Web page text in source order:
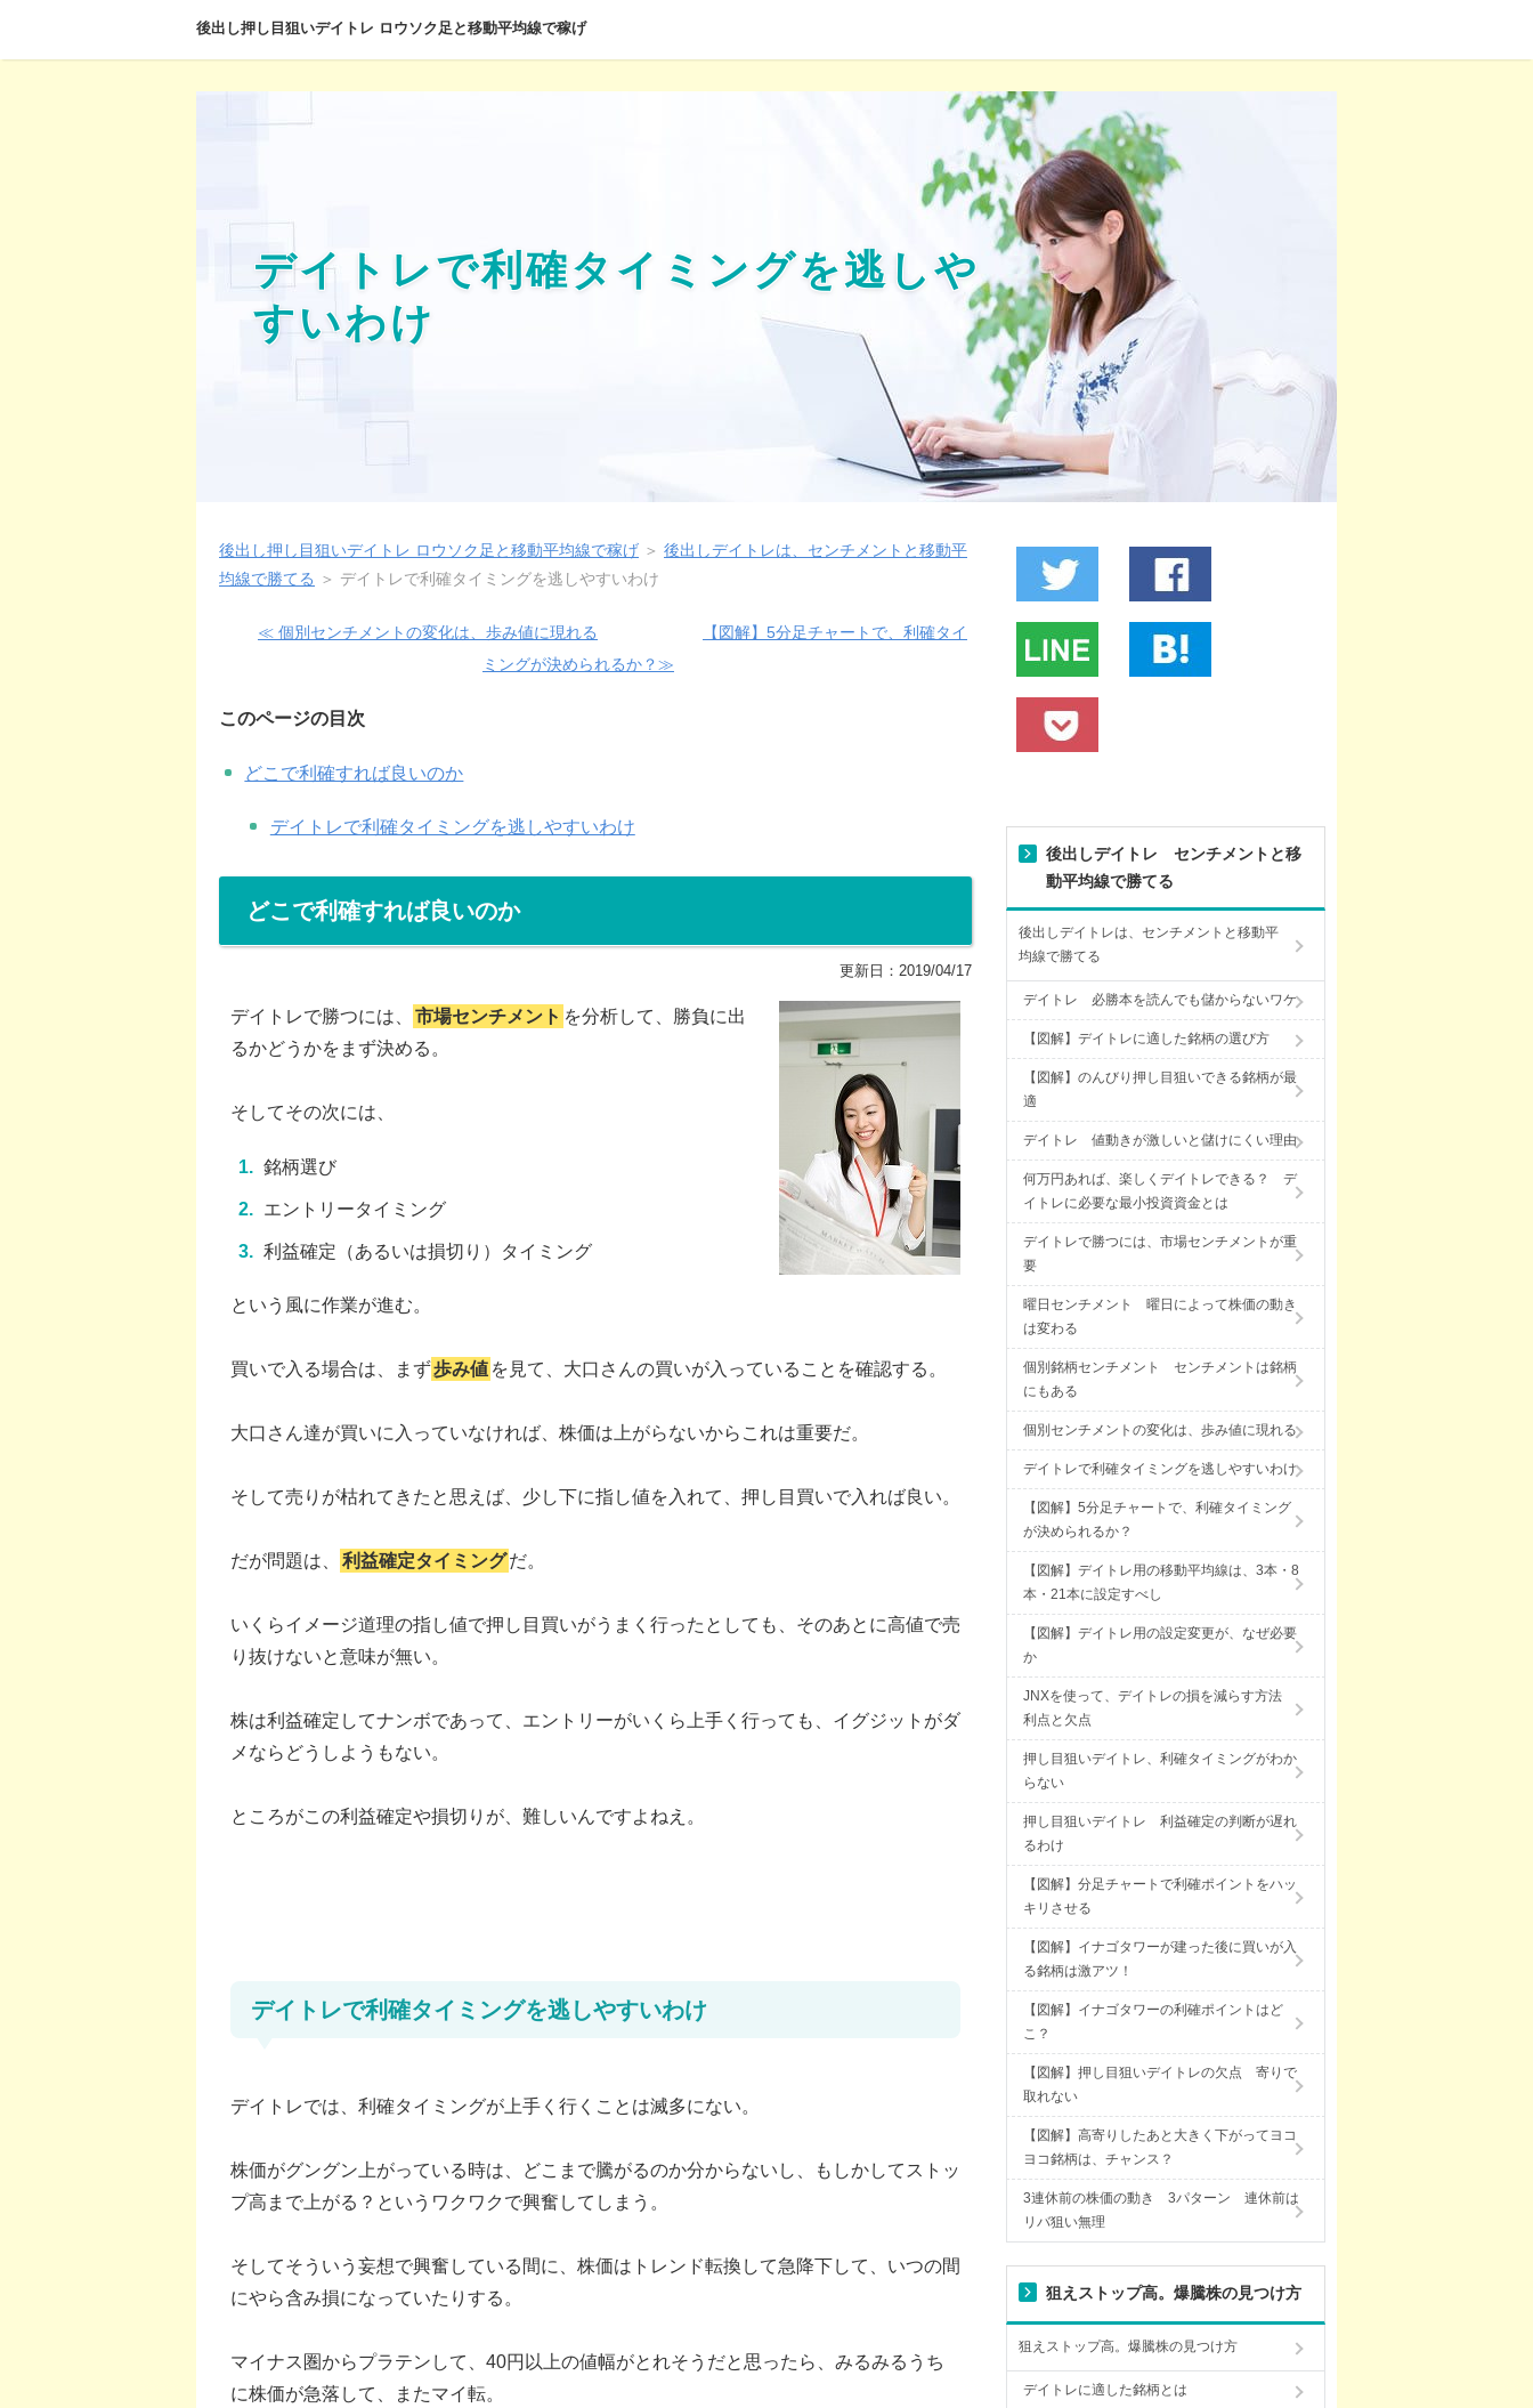
後出し押し目狙いデイトレ ロウソク足と移動平均線で稼げ
デイトレで利確タイミングを逃しや
すいわけ
後出し押し目狙いデイトレ ロウソク足と移動平均線で稼げ ＞ 後出しデイトレは、センチメントと移動平
均線で勝てる ＞ デイトレで利確タイミングを逃しやすいわけ
≪ 個別センチメントの変化は、歩み値に現れる
【図解】5分足チャートで、利確タイ
ミングが決められるか？≫
このページの目次
どこで利確すれば良いのか
デイトレで利確タイミングを逃しやすいわけ
どこで利確すれば良いのか
更新日： 2019/04/17
デイトレで勝つには、 市場センチメント を分析して、勝負に出
るかどうかをまず決める。
そしてその次には、
銘柄選び
エントリータイミング
利益確定（あるいは損切り）タイミング
という風に作業が進む。
買いで入る場合は、まず歩み値 を見て、大口さんの買いが入っていることを確認する。
大口さん達が買いに入っていなければ、株価は上がらないからこれは重要だ。
そして売りが枯れてきたと思えば、少し下に指し値を入れて、押し目買いで入れば良い。
だが問題は、 利益確定タイミングだ。
いくらイメージ道理の指し値で押し目買いがうまく行ったとしても、そのあとに高値で売
り抜けないと意味が無い。
株は利益確定してナンボであって、エントリーがいくら上手く行っても、イグジットがダ
メならどうしようもない。
ところがこの利益確定や損切りが、難しいんですよねえ。
デイトレで利確タイミングを逃しやすいわけ
デイトレでは、利確タイミングが上手く行くことは滅多にない。
株価がグングン上がっている時は、どこまで騰がるのか分からないし、もしかしてストッ
プ高まで上がる？というワクワクで興奮してしまう。
そしてそういう妄想で興奮している間に、株価はトレンド転換して急降下して、いつの間
にやら含み損になっていたりする。
マイナス圏からプラテンして、40円以上の値幅がとれそうだと思ったら、みるみるうち
に株価が急落して、またマイ転。
後出しデイトレ センチメントと移
動平均線で勝てる
後出しデイトレは、センチメントと移動平
均線で勝てる
デイトレ 必勝本を読んでも儲からないワケ
【図解】デイトレに適した銘柄の選び方
【図解】のんびり押し目狙いできる銘柄が最
適
デイトレ 値動きが激しいと儲けにくい理由
何万円あれば、楽しくデイトレできる？ デ
イトレに必要な最小投資資金とは
デイトレで勝つには、市場センチメントが重
要
曜日センチメント 曜日によって株価の動き
は変わる
個別銘柄センチメント センチメントは銘柄
にもある
個別センチメントの変化は、歩み値に現れる
デイトレで利確タイミングを逃しやすいわけ
【図解】5分足チャートで、利確タイミング
が決められるか？
【図解】デイトレ用の移動平均線は、3本・8
本・21本に設定すべし
【図解】デイトレ用の設定変更が、なぜ必要
か
JNXを使って、デイトレの損を減らす方法
利点と欠点
押し目狙いデイトレ、利確タイミングがわか
らない
押し目狙いデイトレ 利益確定の判断が遅れ
るわけ
【図解】分足チャートで利確ポイントをハッ
キリさせる
【図解】イナゴタワーが建った後に買いが入
る銘柄は激アツ！
【図解】イナゴタワーの利確ポイントはど
こ？
【図解】押し目狙いデイトレの欠点 寄りで
取れない
【図解】高寄りしたあと大きく下がってヨコ
ヨコ銘柄は、チャンス？
3連休前の株価の動き 3パターン 連休前は
リバ狙い無理
狙えストップ高。爆騰株の見つけ方
狙えストップ高。爆騰株の見つけ方
デイトレに適した銘柄とは